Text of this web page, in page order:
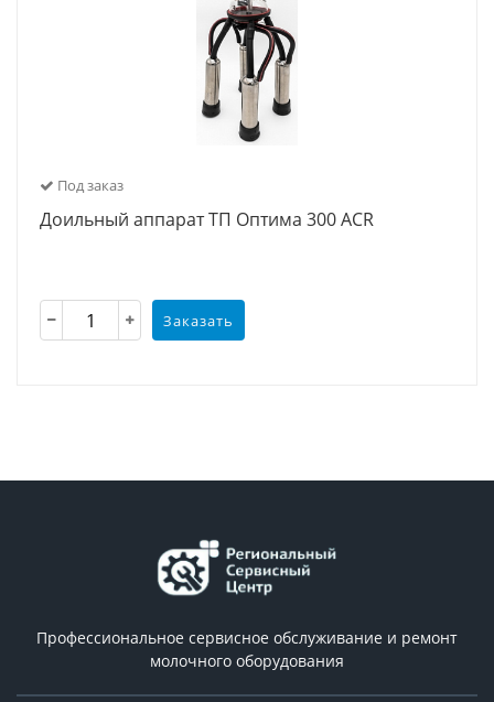
Под заказ
Доильный аппарат ТП Оптима 300 ACR
Заказать
Профессиональное сервисное обслуживание и ремонт
молочного оборудования